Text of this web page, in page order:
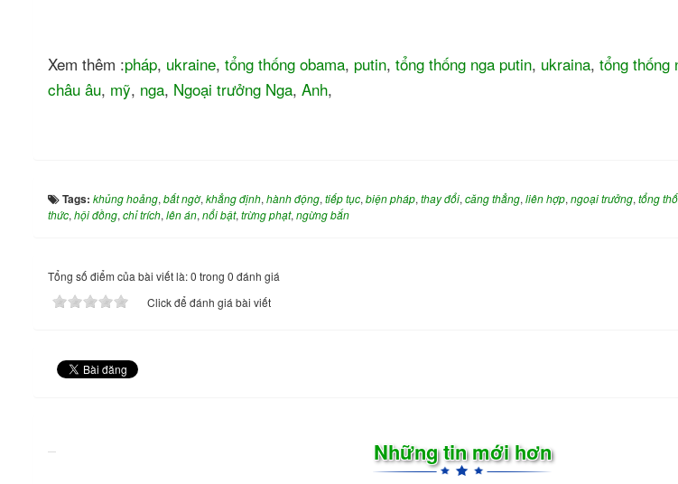
Xem thêm :pháp, ukraine, tổng thống obama, putin, tổng thống nga putin, ukraina, tổng thống
châu âu, mỹ, nga, Ngoại trưởng Nga, Anh,
Tags: khủng hoảng, bất ngờ, khẳng định, hành động, tiếp tục, biện pháp, thay đổi, căng thẳng, liên hợp, ngoại trưởng, tổng
thức, hội đồng, chỉ trích, lên án, nổi bật, trừng phạt, ngừng bắn
Tổng số điểm của bài viết là: 0 trong 0 đánh giá
Click để đánh giá bài viết
Những tin mới hơn